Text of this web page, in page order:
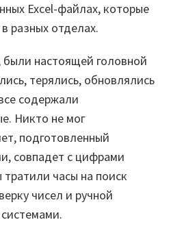
программа
Excel-файлах, которые
разных отделах.
настоящей головной
терялись, обновлялись
содержали
Никто не мог
подготовленный
совпадет с цифрами
часы на поиск
чисел и ручной